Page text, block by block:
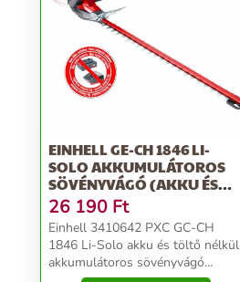
EINHELL GE-CH 1846 LI-
SOLO AKKUMULÁTOROS
SÖVÉNYVÁGÓ (AKKU ÉS
TÖLT...
26 190 Ft
Einhell 3410642 PXC GC-CH
1846 Li-Solo akku és töltő nélkül
akkumulátoros sövényvágó